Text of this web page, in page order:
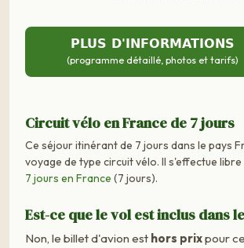
PLUS D'INFORMATIONS
(programme détaillé, photos et tarifs)
Circuit vélo en France de 7 jours
Ce séjour itinérant de 7 jours dans le pays
voyage de type circuit vélo. Il s'effectue libre
7 jours en France (7 jours).
Est-ce que le vol est inclus dans
Non, le billet d'avion est hors prixpour